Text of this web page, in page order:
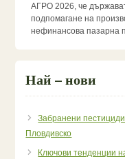
АГРО 2026, че
подпомагане на
нефинансова пазарна
Най – нови
Забранени пестициди
Пловдивско
Ключови тенденции